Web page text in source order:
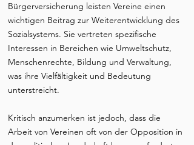
Bürgerversicherung leisten Vereine einen
wichtigen Beitrag zur Weiterentwicklung des
Sozialsystems. Sie vertreten spezifische
Interessen in Bereichen wie Umweltschutz,
Menschenrechte, Bildung und Verwaltung,
was ihre Vielfältigkeit und Bedeutung
unterstreicht.
Kritisch anzumerken ist jedoch, dass die
Arbeit von Vereinen oft von der Opposition in